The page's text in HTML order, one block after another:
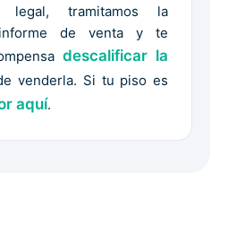
legal, tramitamos la
de venta y te
descalificar la
venderla. Si tu piso es
aquí.